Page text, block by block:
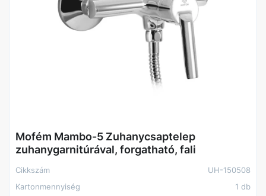
Mofém Mambo-5 Zuhanycsaptelep
zuhanygarnitúrával, forgatható, fali
Cikkszám
UH-150508
Kartonmennyiség
1 db